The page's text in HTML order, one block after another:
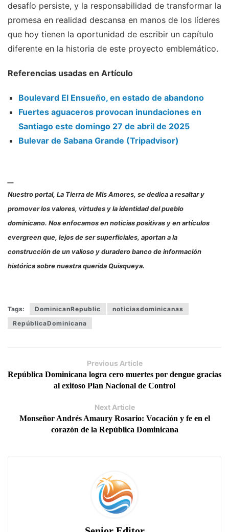
desafío persiste, y la responsabilidad de transformar la
promesa en realidad descansa en manos de los líderes
que hoy tienen la oportunidad de escribir un capítulo
diferente en la historia de este proyecto emblemático.
Referencias usadas en Artículo
Boulevard El Ensueño, en estado de abandono
Fuertes aguaceros provocan inundaciones en
Santiago este domingo 27 de abril de 2025
Bulevar de Sabana Grande (Tripadvisor)
Nuestro portal, La Tierra de Mis Amores, se dedica a resaltar y
promover los valores, virtudes y la identidad del pueblo
dominicano. Nos enfocamos en noticias positivas y en artículos
evergreen que, lejos de ser superficiales, aportan a la
construcción de un valioso y duradero banco de información
histórica sobre nuestra querida Quisqueya.
Tags: DominicanRepublic
noticiasdominicanas
RepúblicaDominicana
Previous Article
República Dominicana logra cero muertes por dengue gracias
al exitoso Plan Nacional de Control
Next Article
Monseñor Andrés Amaury Rosario: Vocación y fe en el
corazón de la República Dominicana